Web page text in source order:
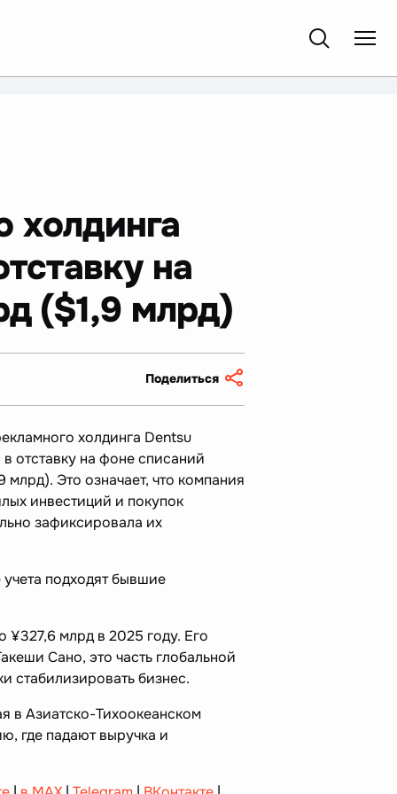
холдинга
на
($1,9 млрд)
Поделиться
холдинга Dentsu
отставку на фоне списаний
млрд). Это означает, что компания
инвестиций и покупок
зафиксировала их
подходят бывшие
млрд в 2025 году. Его
Сано, это часть глобальной
стабилизировать бизнес.
в Азиатско-Тихоокеанском
где падают выручка и